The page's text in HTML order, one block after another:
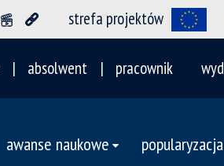
strefa projektów
absolwent pracownik
awanse naukowe